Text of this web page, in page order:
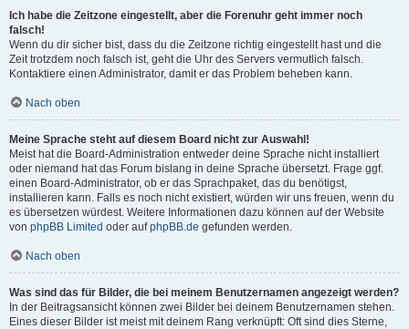
Ich habe die Zeitzone eingestellt, aber die Forenuhr geht immer noch
falsch!
Wenn du dir sicher bist, dass du die Zeitzone richtig eingestellt hast und die
Zeit trotzdem noch falsch ist, geht die Uhr des Servers vermutlich falsch.
Kontaktiere einen Administrator, damit er das Problem beheben kann.
Nach oben
Meine Sprache steht auf diesem Board nicht zur Auswahl!
Meist hat die Board-Administration entweder deine Sprache nicht installiert
oder niemand hat das Forum bislang in deine Sprache übersetzt. Frage ggf.
einen Board-Administrator, ob er das Sprachpaket, das du benötigst,
installieren kann. Falls es noch nicht existiert, würden wir uns freuen, wenn du
es übersetzen würdest. Weitere Informationen dazu können auf der Website
von phpBB Limited oder aufphpBB.de gefunden werden.
Nach oben
Was sind das für Bilder, die bei meinem Benutzernamen angezeigt werden?
In der Beitragsansicht können zwei Bilder bei deinem Benutzernamen stehen.
Eines dieser Bilder ist meist mit deinem Rang verknüpft: Oft sind dies Sterne,